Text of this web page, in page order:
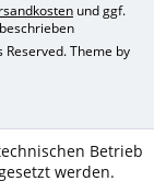
und ggf.
Theme by
Betrieb
werden.